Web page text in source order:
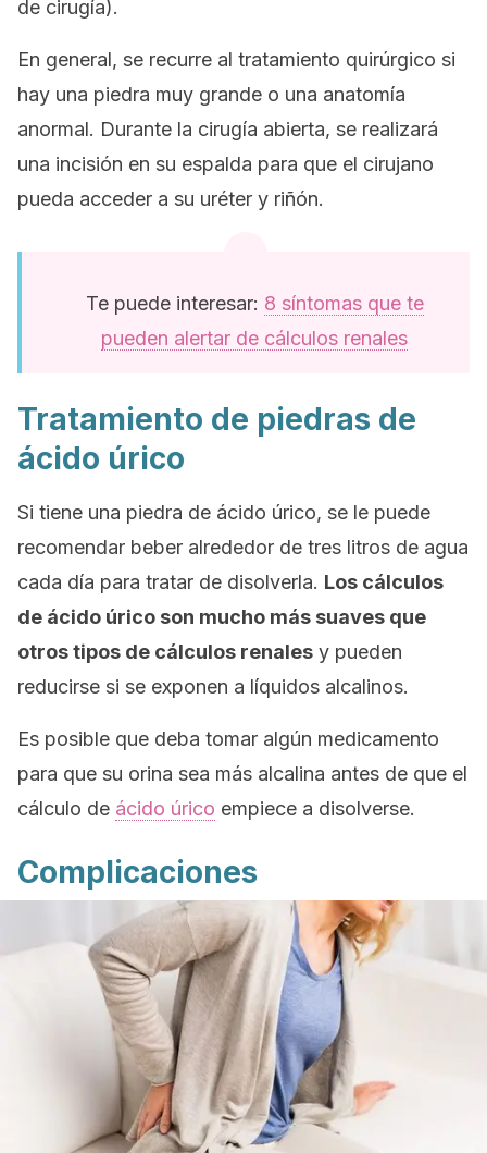
de cirugía).
En general, se recurre al tratamiento quirúrgico si
hay una piedra muy grande o una anatomía
anormal. Durante la cirugía abierta, se realizará
una incisión en su espalda para que el cirujano
pueda acceder a su uréter y riñón.
Te puede interesar: 8 síntomas que te
pueden alertar de cálculos renales
Tratamiento de piedras de
ácido úrico
Si tiene una piedra de ácido úrico, se le puede
recomendar beber alrededor de tres litros de agua
cada día para tratar de disolverla. Los cálculos
de ácido úrico son mucho más suaves que
otros tipos de cálculos renales y pueden
reducirse si se exponen a líquidos alcalinos.
Es posible que deba tomar algún medicamento
para que su orina sea más alcalina antes de que el
cálculo de ácido úrico empiece a disolverse.
Complicaciones